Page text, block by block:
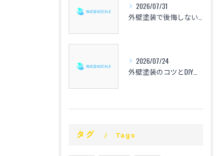
2026/07/31
2026/07/24
タグ Tags